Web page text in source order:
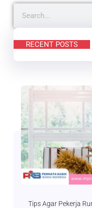
RECENT POSTS
Tips Agar Pekerja